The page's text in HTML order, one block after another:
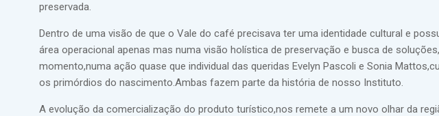
preservada.
Dentro de uma visão de que o Vale do café precisava ter uma identidade cultural e
área operacional apenas mas numa visão holística de preservação e busca de
momento,numa ação quase que individual das queridas Evelyn Pascoli e Sonia
os primórdios do nascimento.Ambas fazem parte da história de nosso Instituto.
A evolução da comercialização do produto turístico,nos remete a um novo olhar da